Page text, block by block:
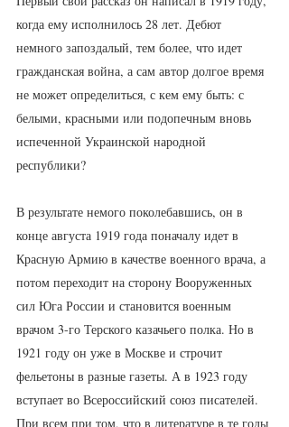
когда ему исполнилось 28 лет. Дебют
немного запоздалый, тем более, что идет
гражданская война, а сам автор долгое время
не может определиться, с кем ему быть: с
белыми, красными или подопечным вновь
испеченной Украинской народной
республики?
В результате немого поколебавшись, он в
конце августа 1919 года поначалу идет в
Красную Армию в качестве военного врача, а
потом переходит на сторону Вооруженных
сил Юга России и становится военным
врачом 3-го Терского казачьего полка. Но в
1921 году он уже в Москве и строчит
фельетоны в разные газеты. А в 1923 году
вступает во Всероссийский союз писателей.
При всем при том, что в литературе в те годы